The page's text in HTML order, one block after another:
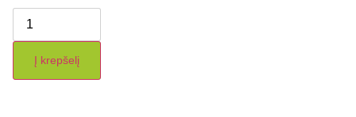
Į krepšelį